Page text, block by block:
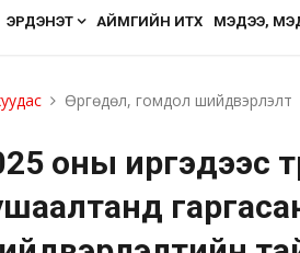
ЭРДЭНЭТ АЙМГИЙН ИТХ МЭДЭЭ,
Өргөдөл, гомдол шийдвэрлэлт
оны иргэдээс